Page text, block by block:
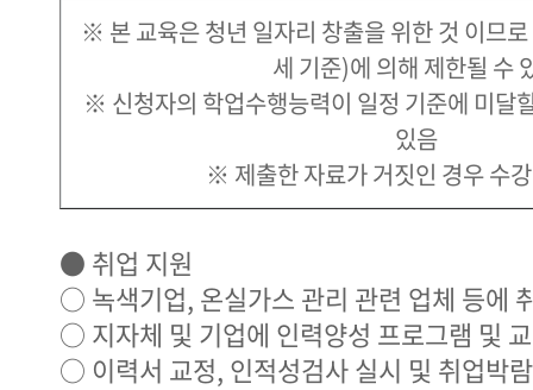
※ 본 교육은 청년 일자리 창출을 위한 것 이므
세 기준)에 의해 제한될 수
※ 신청자의 학업수행능력이 일정 기준에 미달
있음
※ 제출한 자료가 거짓인 경우 수
● 취업 지원
○ 녹색기업, 온실가스 관리 관련 업체 등에
○ 지자체 및 기업에 인력양성 프로그램 및
○ 이력서 교정, 인적성검사 실시 및 취업박